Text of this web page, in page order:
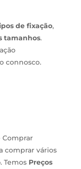
de fixação,
tamanhos.
connosco.
Comprar
comprar vários
. Temos Preços